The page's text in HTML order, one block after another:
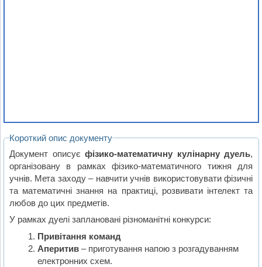
Короткий опис документу
Документ описуєфізико-математичну кулінарну дуель,
організовану в рамках фізико-математичного тижня для
учнів. Мета заходу – навчити учнів використовувати фізичні
та математичні знання на практиці, розвивати інтелект та
любов до цих предметів.
У рамках дуелі заплановані різноманітні конкурси:
Привітання команд
Аперитив– приготування напою з розгадуванням
електронних схем.